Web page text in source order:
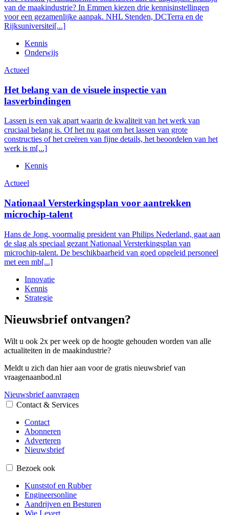
van de maakindustrie? In Emmen kiezen drie kennisinstellingen
voor een gezamenlijke aanpak. NHL Stenden, DCTerra en de
Rijksuniversitei[...]
Kennis
Onderwijs
Actueel
Het belang van de visuele inspectie van
lasverbindingen
Lassen is een vak apart waarin de kwaliteit van het werk van
cruciaal belang is. Of het nu gaat om het lassen van grote
constructies of het creëren van fijne details, het beoordelen van het
werk is m[...]
Kennis
Actueel
Nationaal Versterkingsplan voor aantrekken
microchip-talent
Hans de Jong, voormalig president van Philips Nederland, gaat aan
de slag als speciaal gezant Nationaal Versterkingsplan van
microchip-talent. De beschikbaarheid van goed opgeleid personeel
met een mb[...]
Innovatie
Kennis
Strategie
Nieuwsbrief ontvangen?
Wilt u ook 2x per week op de hoogte gehouden worden van alle
actualiteiten in de maakindustrie?
Meldt u zich dan hier aan voor de gratis nieuwsbrief van
vraagenaanbod.nl
Nieuwsbrief aanvragen
Contact & Services
Contact
Abonneren
Adverteren
Nieuwsbrief
Bezoek ook
Kunststof en Rubber
Engineersonline
Aandrijven en Besturen
Wie Levert